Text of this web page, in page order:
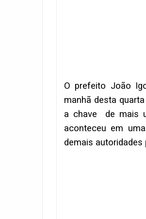
O prefeito João
manhã desta
a chave de mais
aconteceu em
demais autoridades